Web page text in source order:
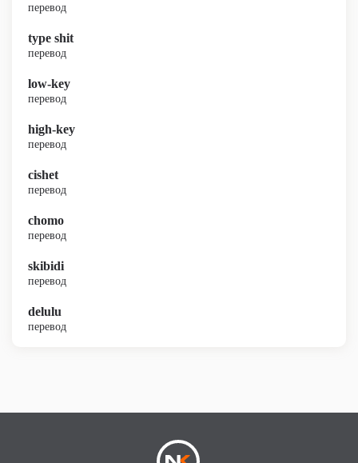
перевод
type shit
перевод
low-key
перевод
high-key
перевод
cishet
перевод
chomo
перевод
skibidi
перевод
delulu
перевод